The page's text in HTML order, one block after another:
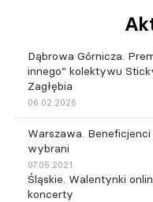
Dąbrowa Górnicza.
innego” kolektywu
Zagłębia
06.02.2026
Warszawa.
wybrani
07.05.2021
Śląskie. Walentynki
koncerty